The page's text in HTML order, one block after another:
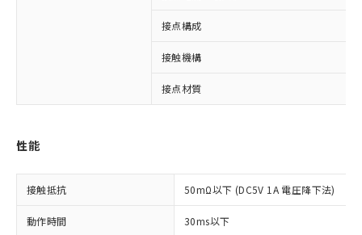
接点構成
接触機構
接点材質
性能
接触抵抗 50mΩ以下 (DC5V 1A 電圧降下法)
動作時間 30ms以下
非含有に対応した製品が提供可能な商品で
す。
対応予定：EU RoHS指令（10物質）の非含
有に対応した製品に切り替える予定のある